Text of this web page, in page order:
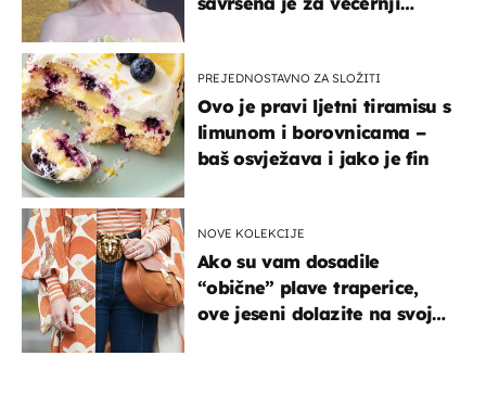
PREJEDNOSTAVNO ZA SLOŽITI
Ovo je pravi ljetni tiramisu s
limunom i borovnicama –
baš osvježava i jako je fin
NOVE KOLEKCIJE
Ako su vam dosadile
“obične” plave traperice,
ove jeseni dolazite na svoje